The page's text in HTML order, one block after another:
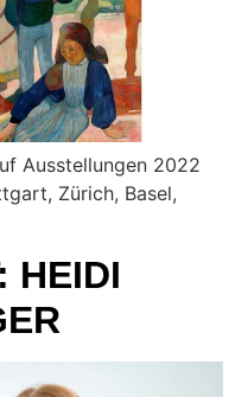
Ausstellungen 2022
Zürich, Basel,
HEIDI